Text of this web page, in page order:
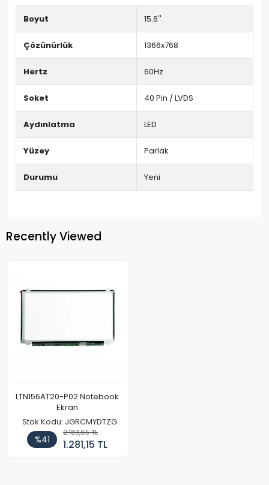
Boyut 15.6''
Çözünürlük 1366x768
Hertz 60Hz
Soket 40 Pin / LVDS
Aydınlatma LED
Yüzey Parlak
Durumu Yeni
Recently Viewed
LTN156AT20-P02 Notebook
Ekran
Stok Kodu: JGRCMYDTZG
%41
2.183,65 TL
1.281,15 TL